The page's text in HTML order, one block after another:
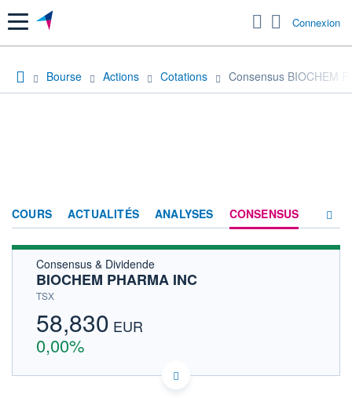
Menu Connexion
Bourse Actions Cotations Consensus BIOCHEM
COURS ACTUALITÉS ANALYSES CONSENSUS
Consensus & Dividende
BIOCHEM PHARMA INC
TSX
58,830 EUR
0,00%
09058T108 BCH